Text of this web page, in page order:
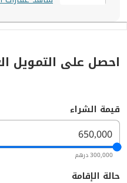
احصل على التمويل
قيمة الشراء
300,000 درهم
حالة الإقامة